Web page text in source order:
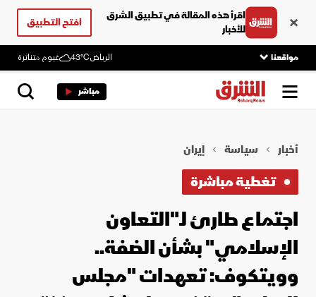
اقرأ هذه المقالة في تطبيق الشرق
للأخبار
افتح التطبيق
مواقعنا الرياض43°C غيوم متناثرة
مباشر
أخبار سياسة إيران
تغطية مباشرة
اجتماع طارئ لـ"التعاون
الإسلامي" بشأن الضفة..
وويتكوف: تعهدات "مجلس